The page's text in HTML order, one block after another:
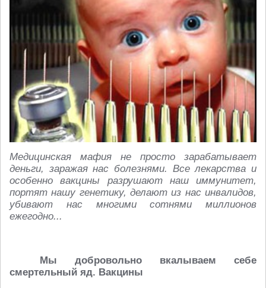
Медицинская мафия не просто зарабатывает
деньги, заражая нас болезнями. Все лекарства и
особенно вакцины разрушают наш иммунитет,
портят нашу генетику, делают из нас инвалидов,
убивают нас многими сотнями миллионов
ежегодно...
Мы добровольно вкалываем себе
смертельный яд. Вакцины